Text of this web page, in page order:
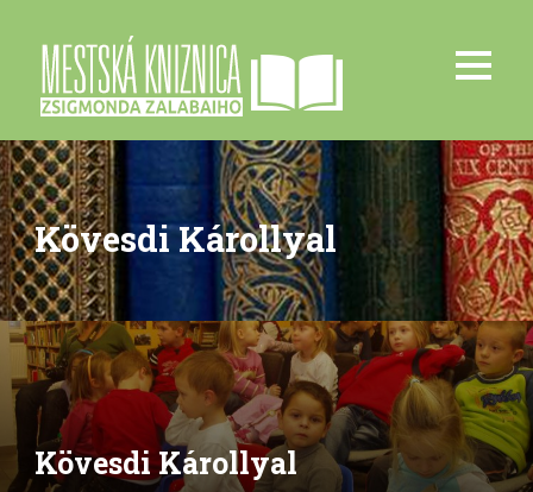
Kövesdi Károllyal
Kövesdi Károllyal